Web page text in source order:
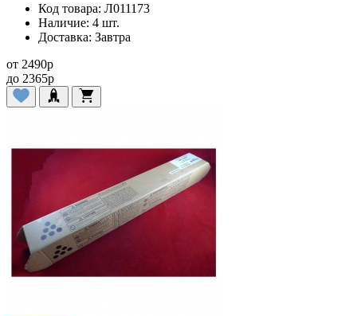
Код товара: Л011173
Наличие: 4 шт.
Доставка: Завтра
от 2490p
до 2365p